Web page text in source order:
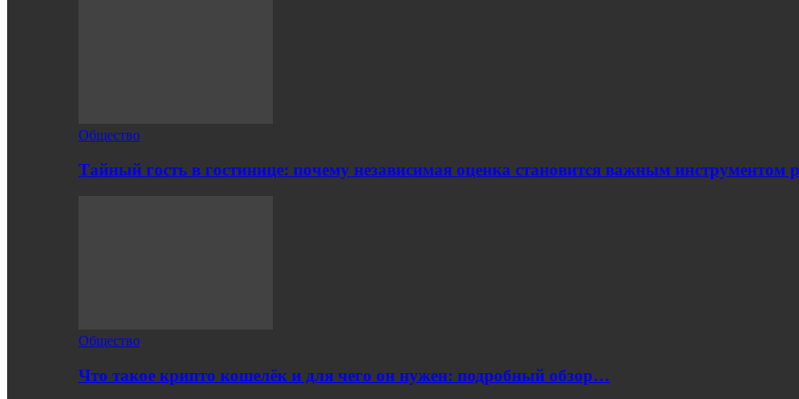
Общество
Тайный гость в гостинице: почему независимая оценка становится важным инструментом
Общество
Что такое крипто кошелёк и для чего он нужен: подробный обзор…